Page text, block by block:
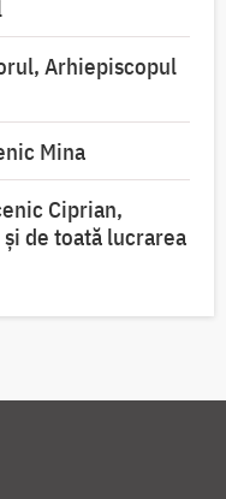
Arhiepiscopul
Mina
Ciprian,
de toată lucrarea